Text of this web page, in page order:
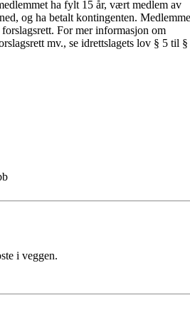
ha fylt 15 år, vært medlem av
og ha betalt kontingenten.
For mer informasjon om
mv., se idrettslagets lov § 5 til §
i veggen.